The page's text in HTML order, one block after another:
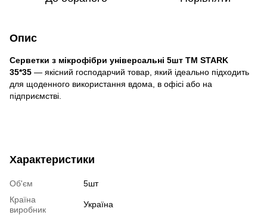
Опис
Серветки з мікрофібри універсальні 5шт TM STARK
35*35 — якісний господарчий товар, який ідеально підходить
для щоденного використання вдома, в офісі або на
підприємстві.
Характеристики
Об'єм
5шт
Країна
виробник
Україна